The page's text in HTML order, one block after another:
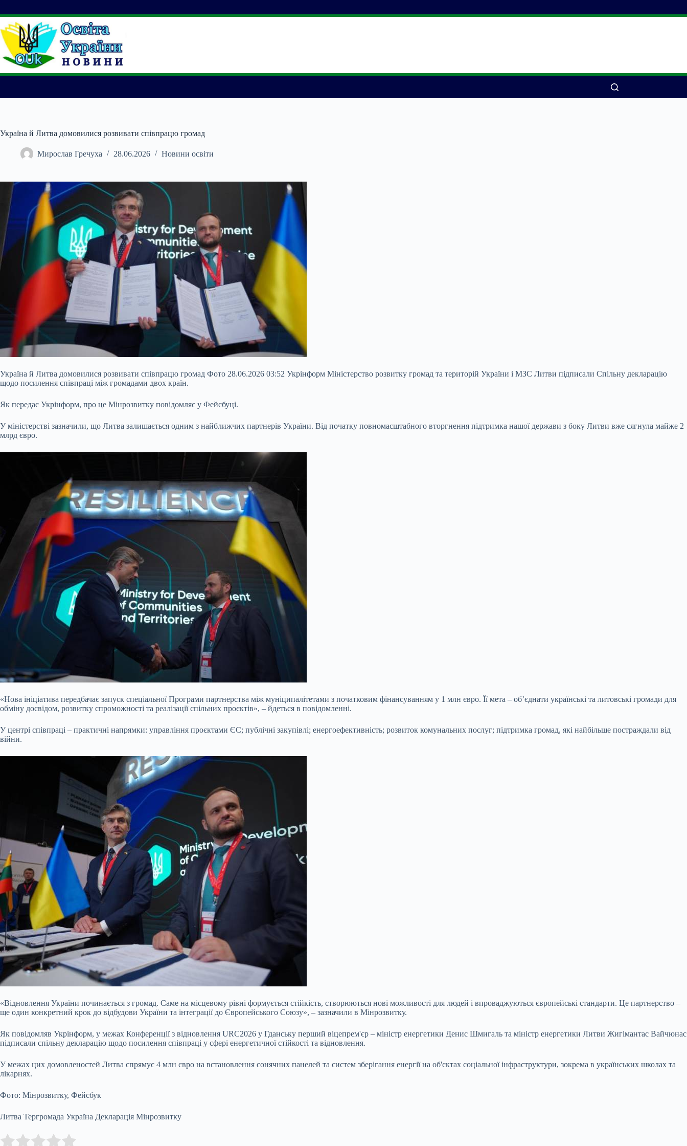
до
вмісту
Україна й Литва домовилися розвивати співпрацю громад
Мирослав Гречуха 28.06.2026 Новини освіти
Україна й Литва домовилися розвивати співпрацю громад Фото 28.06.2026 03:52 Укрінформ Міністерство розвитку громад та територій України і МЗС Литви підписали Спільну декларацію
щодо посилення співпраці між громадами двох країн.
Як передає Укрінформ, про це Мінрозвитку повідомляє у Фейсбуці.
У міністерстві зазначили, що Литва залишається одним з найближчих партнерів України. Від початку повномасштабного вторгнення підтримка нашої держави з боку Литви вже сягнула майже 2
млрд євро.
«Нова ініціатива передбачає запуск спеціальної Програми партнерства між муніципалітетами з початковим фінансуванням у 1 млн євро. Її мета – об’єднати українські та литовські громади для
обміну досвідом, розвитку спроможності та реалізації спільних проєктів», – йдеться в повідомленні.
У центрі співпраці – практичні напрямки: управління проєктами ЄС; публічні закупівлі; енергоефективність; розвиток комунальних послуг; підтримка громад, які найбільше постраждали від
війни.
«Відновлення України починається з громад. Саме на місцевому рівні формується стійкість, створюються нові можливості для людей і впроваджуються європейські стандарти. Це партнерство –
ще один конкретний крок до відбудови України та інтеграції до Європейського Союзу», – зазначили в Мінрозвитку.
Як повідомляв Укрінформ, у межах Конференції з відновлення URC2026 у Гданську перший віцепрем'єр – міністр енергетики Денис Шмигаль та міністр енергетики Литви Жигімантас Вайчюнас
підписали спільну декларацію щодо посилення співпраці у сфері енергетичної стійкості та відновлення.
У межах цих домовленостей Литва спрямує 4 млн євро на встановлення сонячних панелей та систем зберігання енергії на об'єктах соціальної інфраструктури, зокрема в українських школах та
лікарнях.
Фото: Мінрозвитку, Фейсбук
Литва Тергромада Україна Декларація Мінрозвитку
Rate this item: